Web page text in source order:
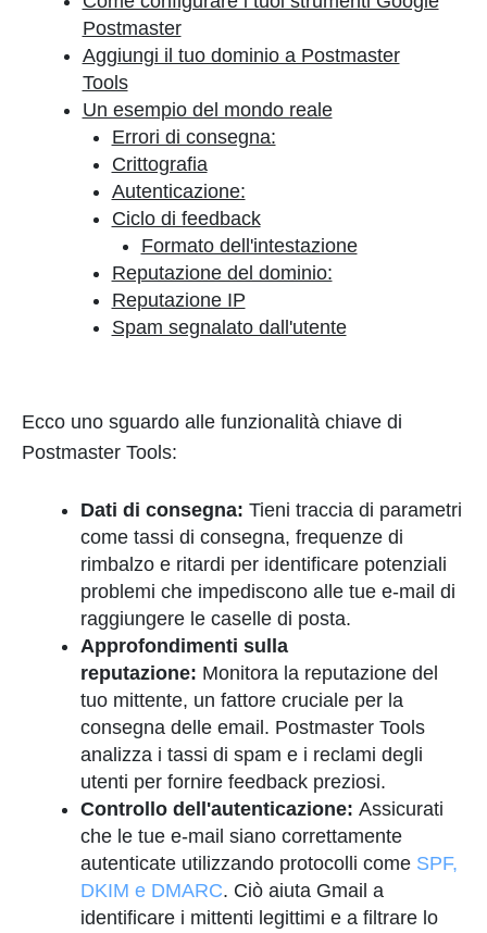
Postmaster
Aggiungi il tuo dominio a Postmaster
Tools
Un esempio del mondo reale
Errori di consegna:
Crittografia
Autenticazione:
Ciclo di feedback
Formato dell'intestazione
Reputazione del dominio:
Reputazione IP
Spam segnalato dall'utente
Ecco uno sguardo alle funzionalità chiave di
Postmaster Tools:
Dati di consegna: Tieni traccia di parametri
come tassi di consegna, frequenze di
rimbalzo e ritardi per identificare potenziali
problemi che impediscono alle tue e-mail di
raggiungere le caselle di posta.
Approfondimenti sulla
reputazione: Monitora la reputazione del
tuo mittente, un fattore cruciale per la
consegna delle email. Postmaster Tools
analizza i tassi di spam e i reclami degli
utenti per fornire feedback preziosi.
Controllo dell'autenticazione: Assicurati
che le tue e-mail siano correttamente
autenticate utilizzando protocolli come SPF,
DKIM e DMARC. Ciò aiuta Gmail a
identificare i mittenti legittimi e a filtrare lo